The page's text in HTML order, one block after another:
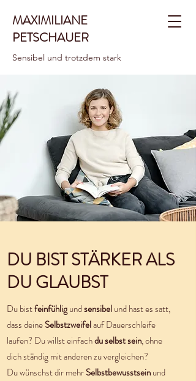
MAXIMILIANE
PETSCHAUER
Sensibel und trotzdem stark
DU BIST STÄRKER ALS
DU GLAUBST
Du bistfeinfühligundsensibelund hast es satt,
dass deineSelbstzweifelauf Dauerschleife
laufen? Du willst einfachdu selbst sein, ohne
dich ständig mit anderen zu vergleichen?
Du wünschst dir mehrSelbstbewusstseinund